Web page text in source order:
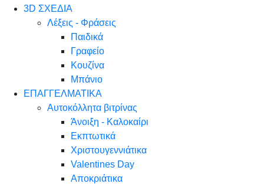
3D ΣΧΕΔΙΑ
Λέξεις - Φράσεις
Παιδικά
Γραφείο
Κουζίνα
Μπάνιο
ΕΠΑΓΓΕΛΜΑΤΙΚΑ
Αυτοκόλλητα βιτρίνας
Άνοιξη - Καλοκαίρι
Εκπτωτικά
Χριστουγεννιάτικα
Valentines Day
Αποκριάτικα